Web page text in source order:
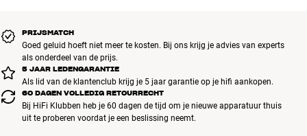
PRIJSMATCH
Goed geluid hoeft niet meer te kosten. Bij ons krijg je advies van experts
als onderdeel van de prijs.
5 JAAR LEDENGARANTIE
Als lid van de klantenclub krijg je 5 jaar garantie op je hifi aankopen.
60 DAGEN VOLLEDIG RETOURRECHT
Bij HiFi Klubben heb je 60 dagen de tijd om je nieuwe apparatuur thuis
uit te proberen voordat je een beslissing neemt.